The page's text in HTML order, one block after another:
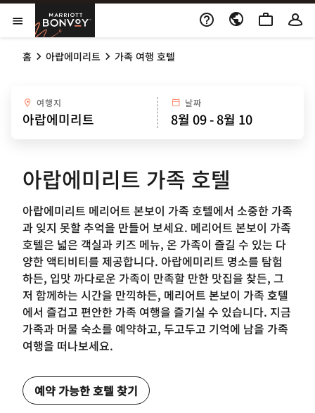
Skip to Content
메뉴 열기
Marriott Bonvoy
홈 아랍에미리트 가족 여행 호텔
여행지 날짜
아랍에미리트 가족 호텔
아랍에미리트 메리어트 본보이 가족 호텔에서 소중한 가족
과 잊지 못할 추억을 만들어 보세요. 메리어트 본보이 가족
호텔은 넓은 객실과 키즈 메뉴, 온 가족이 즐길 수 있는 다
양한 액티비티를 제공합니다. 아랍에미리트 명소를 탐험
하든, 입맛 까다로운 가족이 만족할 만한 맛집을 찾든, 그
저 함께하는 시간을 만끽하든, 메리어트 본보이 가족 호텔
에서 즐겁고 편안한 가족 여행을 즐기실 수 있습니다. 지금
가족과 머물 숙소를 예약하고, 두고두고 기억에 남을 가족
여행을 떠나보세요.
예약 가능한 호텔 찾기